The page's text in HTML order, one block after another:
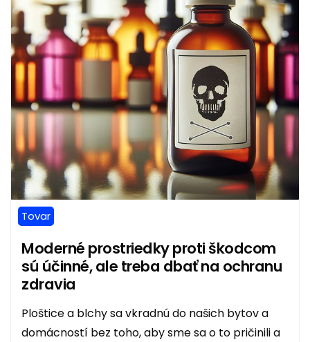
Tovar
Moderné prostriedky proti škodcom
sú účinné, ale treba dbať na ochranu
zdravia
Ploštice a blchy sa vkradnú do našich bytov a
domácností bez toho, aby sme sa o to pričinili a